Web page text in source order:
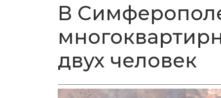
В
двух человек